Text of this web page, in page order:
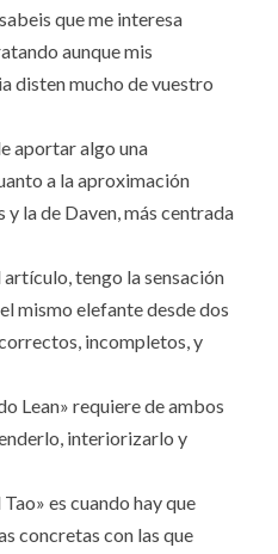
que me interesa
aunque mis
disten mucho de vuestro
aportar algo una
a la aproximación
la de Daven, más centrada
tengo la sensación
mismo elefante desde dos
incompletos, y
Lean» requiere de ambos
interiorizarlo y
es cuando hay que
concretas con las que